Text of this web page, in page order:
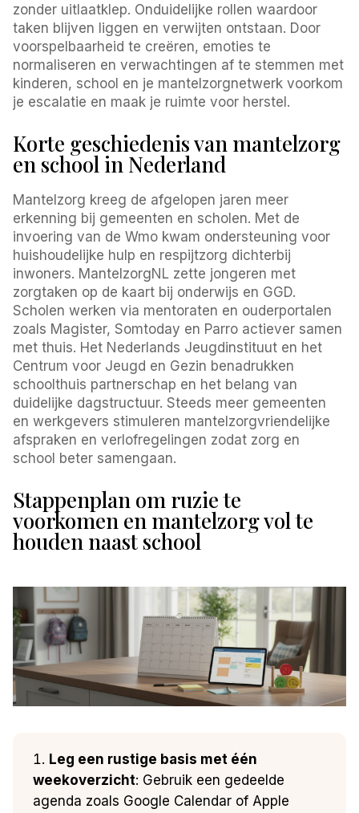
zonder uitlaatklep. Onduidelijke rollen waardoor
taken blijven liggen en verwijten ontstaan. Door
voorspelbaarheid te creëren, emoties te
normaliseren en verwachtingen af te stemmen met
kinderen, school en je mantelzorgnetwerk voorkom
je escalatie en maak je ruimte voor herstel.
Korte geschiedenis van mantelzorg
en school in Nederland
Mantelzorg kreeg de afgelopen jaren meer
erkenning bij gemeenten en scholen. Met de
invoering van de Wmo kwam ondersteuning voor
huishoudelijke hulp en respijtzorg dichterbij
inwoners. MantelzorgNL zette jongeren met
zorgtaken op de kaart bij onderwijs en GGD.
Scholen werken via mentoraten en ouderportalen
zoals Magister, Somtoday en Parro actiever samen
met thuis. Het Nederlands Jeugdinstituut en het
Centrum voor Jeugd en Gezin benadrukken
schoolthuis partnerschap en het belang van
duidelijke dagstructuur. Steeds meer gemeenten
en werkgevers stimuleren mantelzorgvriendelijke
afspraken en verlofregelingen zodat zorg en
school beter samengaan.
Stappenplan om ruzie te
voorkomen en mantelzorg vol te
houden naast school
Leg een rustige basis met één
weekoverzicht: Gebruik een gedeelde
agenda zoals Google Calendar of Apple